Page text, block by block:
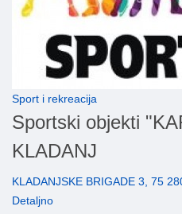
Sport i rekreacija
Sportski objekti
KLADANJ
KLADANJSKE BRIGADE 3, 75
Detaljno